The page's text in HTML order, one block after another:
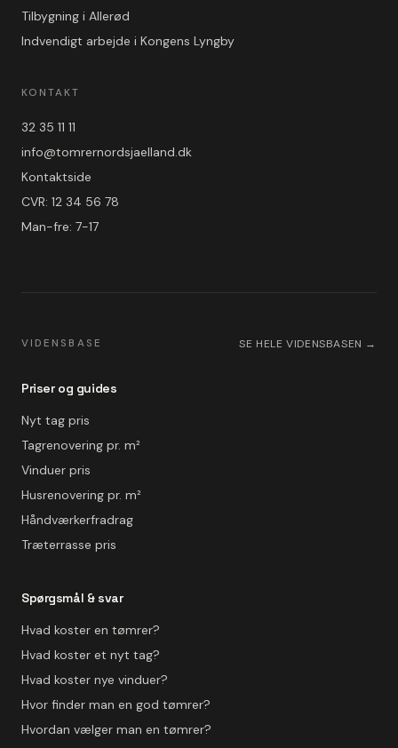
Tilbygning i Allerød
Indvendigt arbejde i Kongens Lyngby
KONTAKT
32 35 11 11
info@tomrernordsjaelland.dk
Kontaktside
CVR: 12 34 56 78
Man-fre: 7-17
VIDENSBASE SE HELE VIDENSBASEN →
Priser og guides
Nyt tag pris
Tagrenovering pr. m²
Vinduer pris
Husrenovering pr. m²
Håndværkerfradrag
Træterrasse pris
Spørgsmål & svar
Hvad koster en tømrer?
Hvad koster et nyt tag?
Hvad koster nye vinduer?
Hvor finder man en god tømrer?
Hvordan vælger man en tømrer?